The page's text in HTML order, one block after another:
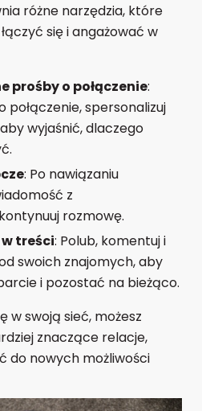
różne narzędzia, które
się i angażować w
prośby o połączenie:
połączenie, spersonalizuj
wyjaśnić, dlaczego
: Po nawiązaniu
z
rozmowę.
treści: Polub, komentuj i
swoich znajomych, aby
i pozostać na bieżąco.
w swoją sieć, możesz
znaczące relacje,
do nowych możliwości